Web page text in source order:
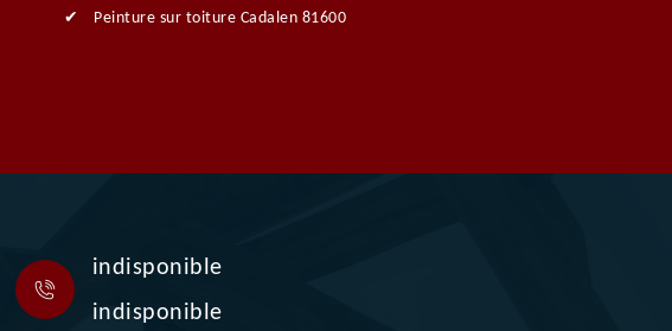
Peinture sur toiture Cadalen 81600
indisponible
indisponible